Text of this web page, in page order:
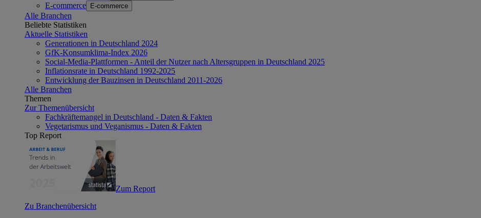
E-commerce E-commerce
Alle Branchen
Beliebte Statistiken
Aktuelle Statistiken
Generationen in Deutschland 2024
GfK-Konsumklima-Index 2026
Social-Media-Plattformen - Anteil der Nutzer nach Altersgruppen in Deutschland 2025
Inflationsrate in Deutschland 1992-2025
Entwicklung der Bauzinsen in Deutschland 2011-2026
Alle Branchen
Themen
Zur Themenübersicht
Fachkräftemangel in Deutschland - Daten & Fakten
Vegetarismus und Veganismus - Daten & Fakten
Top Report
Zum Report
Zu Branchenübersicht